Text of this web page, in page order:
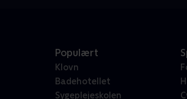
Populært
Klovn
Badehotellet
Sygeplejeskolen